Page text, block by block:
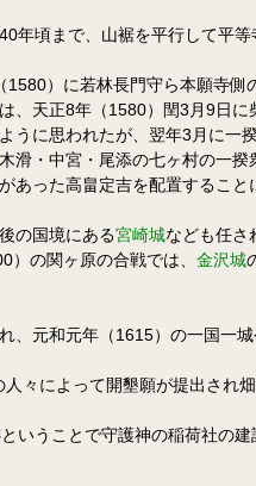
年頃まで、山裾を平行して平
）に若林長門守ら本願寺
、天正8年（1580）閏3月9日
うに思われたが、翌年3月に
滑・中宮・尾添の七ヶ村の一
あった高畠定吉を配置するこ
の国境にある宮崎城なども任さ
の関ヶ原の合戦では、 金沢城
、元和元年（1615）の一国一
々によって開墾願が提出され
いうことで守護神の稲荷社の